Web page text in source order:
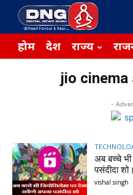
होम देश राज्य
jio
-
अब बच्चे
पसंदीदा शो।
vishal singh -